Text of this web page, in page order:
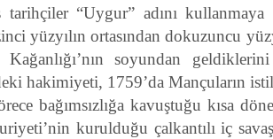
“Uygur” adını kullanmaya
yüzyılın ortasından dokuzuncu
soyundan
hakimiyeti, 1759’da Mançuların
bağımsızlığa kavuştuğu kısa
kurulduğu çalkantılı iç